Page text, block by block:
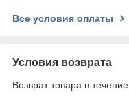
Все условия оплаты
Условия возврата
Возврат товара в